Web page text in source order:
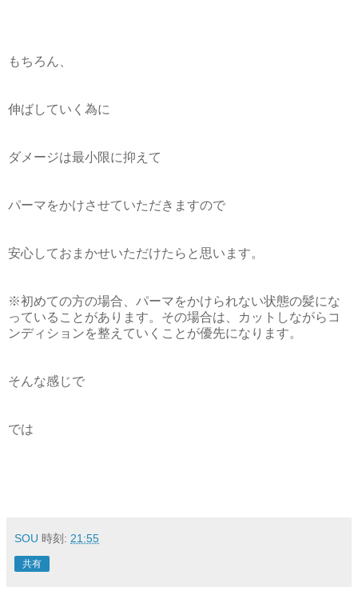
もちろん、
伸ばしていく為に
ダメージは最小限に抑えて
パーマをかけさせていただきますので
安心しておまかせいただけたらと思います。
※初めての方の場合、パーマをかけられない状態の髪にな
っていることがあります。その場合は、カットしながらコ
ンディションを整えていくことが優先になります。
そんな感じで
では
SOU 時刻: 21:55
共有